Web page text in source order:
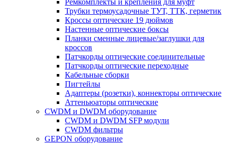
Ремкомплекты и крепления для муфт
Трубки термоусадочные ТУТ, ТТК, герметик
Кроссы оптические 19 дюймов
Настенные оптические боксы
Планки сменные лицевые/заглушки для
кроссов
Патчкорды оптические соединительные
Патчкорды оптические переходные
Кабельные сборки
Пигтейлы
Адаптеры (розетки), коннекторы оптические
Аттеньюаторы оптические
CWDM и DWDM оборудование
CWDM и DWDM SFP модули
CWDM фильтры
GEPON оборудование